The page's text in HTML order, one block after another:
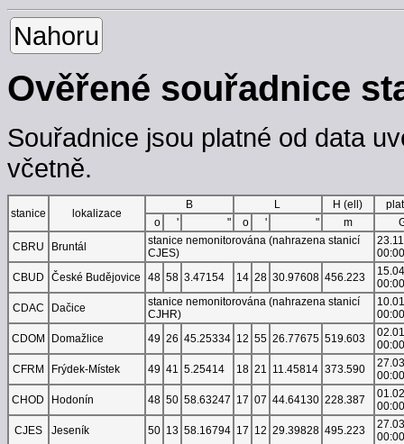
Nahoru
Ověřené souřadnice
Souřadnice jsou platné od data
včetně.
stanice lokalizace
B L H (ell)
o
' " o ' " m
CBRU
Bruntál
stanice nemonitorována (nahrazena stanicí
CJES)
00:00
CBUD
České Budějovice 48 58 3.47154 14 28 30.97608 456.223
00:00
CDAC
Dačice
stanice nemonitorována (nahrazena stanicí
CJHR)
00:00
CDOM
Domažlice 49 26 45.25334 12 55 26.77675 519.603
00:00
CFRM
Frýdek-Místek 49 41 5.25414 18 21 11.45814 373.590
00:00
CHOD
Hodonín 48 50 58.63247 17 07 44.64130 228.387
00:00
CJES
Jeseník 50 13 58.16794 17 12 29.39828 495.223
00:00